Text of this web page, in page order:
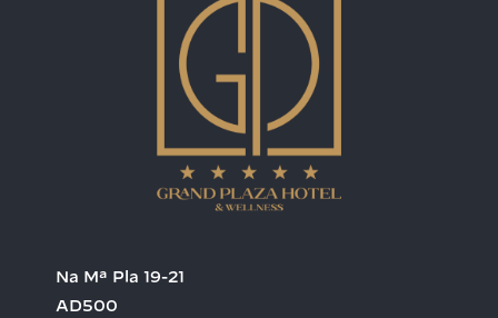
Na Mª Pla 19-21
AD500